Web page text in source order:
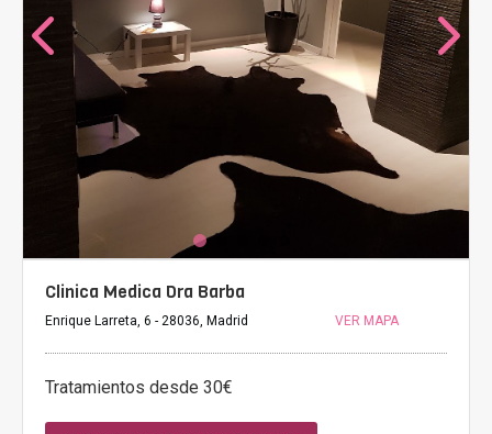
Clinica Medica Dra Barba
Enrique Larreta, 6 - 28036, Madrid VER MAPA
Tratamientos desde 30€